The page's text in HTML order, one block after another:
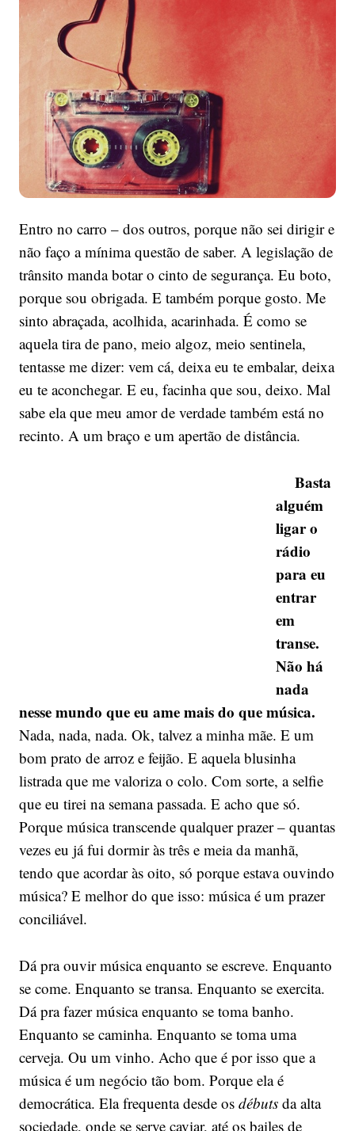
música.
Entro no carro – dos outros, porque não sei dirigir e
não faço a mínima questão de saber. A legislação de
trânsito manda botar o cinto de segurança. Eu boto,
porque sou obrigada. E também porque gosto. Me
sinto abraçada, acolhida, acarinhada. É como se
aquela tira de pano, meio algoz, meio sentinela,
tentasse me dizer: vem cá, deixa eu te embalar, deixa
eu te aconchegar. E eu, facinha que sou, deixo. Mal
sabe ela que meu amor de verdade também está no
recinto. A um braço e um apertão de distância.
Basta
alguém
ligar o
rádio
para eu
entrar
em
transe.
Não há
nada
nesse mundo que eu ame mais do que música.
Nada, nada, nada. Ok, talvez a minha mãe. E um
bom prato de arroz e feijão. E aquela blusinha
listrada que me valoriza o colo. Com sorte, a selfie
que eu tirei na semana passada. E acho que só.
Porque música transcende qualquer prazer – quantas
vezes eu já fui dormir às três e meia da manhã,
tendo que acordar às oito, só porque estava ouvindo
música? E melhor do que isso: música é um prazer
conciliável.
Dá pra ouvir música enquanto se escreve. Enquanto
se come. Enquanto se transa. Enquanto se exercita.
Dá pra fazer música enquanto se toma banho.
Enquanto se caminha. Enquanto se toma uma
cerveja. Ou um vinho. Acho que é por isso que a
música é um negócio tão bom. Porque ela é
democrática. Ela frequenta desde os débutsda alta
sociedade, onde se serve caviar, até os bailes de